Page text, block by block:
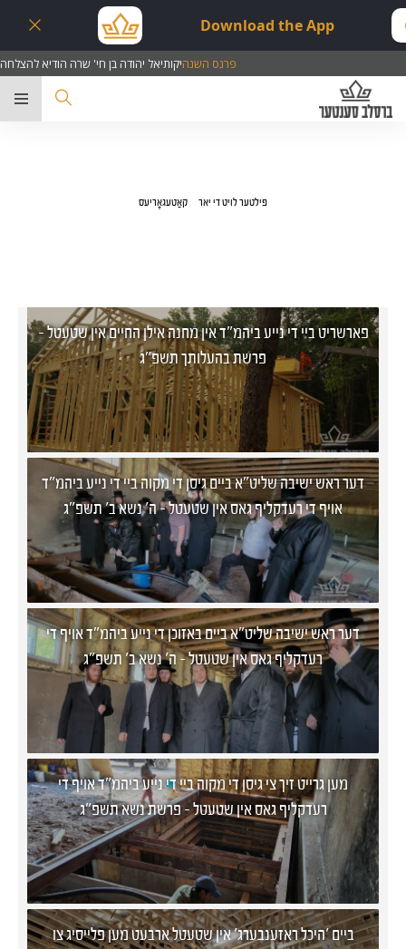
Download the App
פרנס השנהיקותיאל יהודה בן חי' שרה הודיא להצלחה
קאַטעגאָריעס פילטער לויט די יאר
פארשריט ביי די נייע ביהמ"ד אין מחנה אילן החיים אין שטעטל -
פרשת בהעלותך תשפ"ג
דער ראש ישיבה שליט"א ביים גיסן די מקוה ביי די נייע ביהמ"ד
אויף די רעדקליף גאס אין שטעטל - ה' נשא ב' תשפ"ג
דער ראש ישיבה שליט"א ביים באזוכן די נייע ביהמ"ד אויף די
רעדקליף גאס אין שטעטל - ה' נשא ב' תשפ"ג
מען גרייט זיך צי גיסן די מקוה ביי די נייע ביהמ"ד אויף די
רעדקליף גאס אין שטעטל - פרשת נשא תשפ"ג
ביים 'היכל ראזענבערג' אין שטעטל ארבעט מען פלייסיג צו